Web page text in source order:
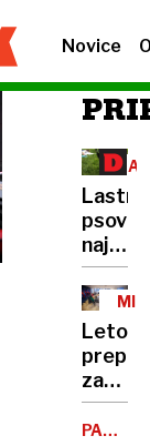
Novice
psov
naj
bi
naložili
novo
Leto
za